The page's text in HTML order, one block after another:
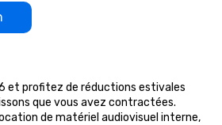
et profitez de réductions estivales
que vous avez contractées.
de matériel audiovisuel interne,